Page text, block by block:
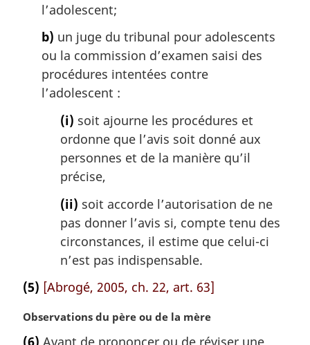
l’adolescent;
b) un juge du tribunal pour adolescents
ou la commission d’examen saisi des
procédures intentées contre
l’adolescent :
(i) soit ajourne les procédures et
ordonne que l’avis soit donné aux
personnes et de la manière qu’il
précise,
(ii) soit accorde l’autorisation de ne
pas donner l’avis si, compte tenu des
circonstances, il estime que celui-ci
n’est pas indispensable.
(5) [Abrogé, 2005, ch. 22, art. 63]
N
Observations du père ou de la mère